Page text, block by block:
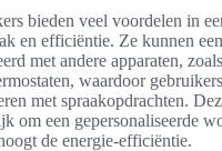
bieden veel voordelen in
en efficiëntie. Ze kunnen
met andere apparaten,
waardoor
met spraakopdrachten.
om een gepersonaliseerde
de energie-efficiëntie.